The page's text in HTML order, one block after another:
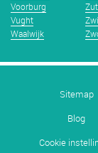
Voorburg
Vught
Waalwijk
Sitemap
Blog
Cookie